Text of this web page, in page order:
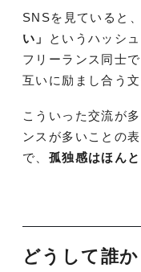
SNSを見ていると、
い」
というハッシ
フリーランス同士
互いに励まし合う
こういった交流が
ンスが多いことの
で、 孤独感はほん
どうして誰